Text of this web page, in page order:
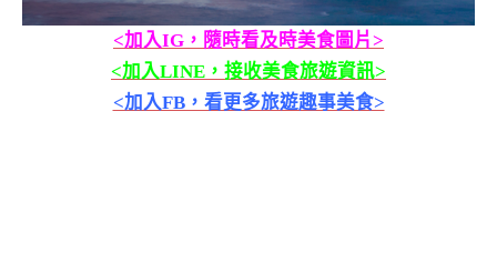
<加入IG，隨時看及時美食圖片>
<加入LINE，接收美食旅遊資訊>
<加入FB，看更多旅遊趣事美食>